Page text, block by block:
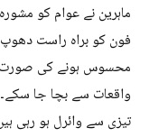
ماہرین نے عوام کو
فون کو براہ راست
محسوس ہونے کی صورت
واقعات سے بچا جا
تیزی سے وائرل ہو رہی